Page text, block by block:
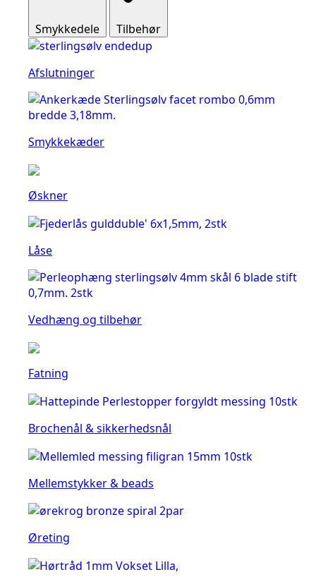
Smykkedele Tilbehør
Afslutninger
Smykkekæder
Øskner
Låse
Vedhæng og tilbehør
Fatning
Brochenål & sikkerhedsnål
Mellemstykker & beads
Øreting